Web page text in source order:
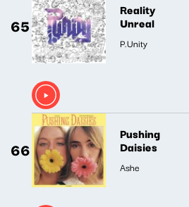
65
Reality
Unreal
P.Unity
66
Pushing
Daisies
Ashe